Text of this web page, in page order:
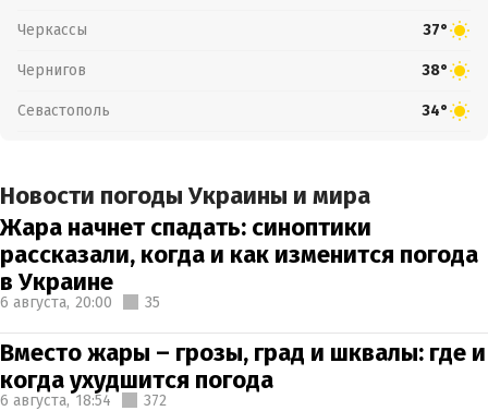
Черкассы 37°
Чернигов 38°
Севастополь 34°
Новости погоды Украины и мира
Жара начнет спадать: синоптики
рассказали, когда и как изменится погода
в Украине
6 августа, 20:00 35
Вместо жары – грозы, град и шквалы: где и
когда ухудшится погода
6 августа, 18:54 372